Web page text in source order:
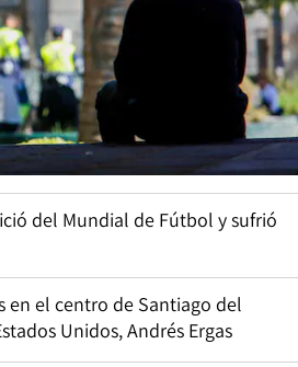
del Mundial de Fútbol y sufrió
en el centro de Santiago del
Unidos, Andrés Ergas